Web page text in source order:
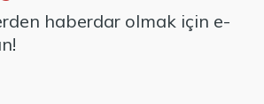
haberdar olmak için e-